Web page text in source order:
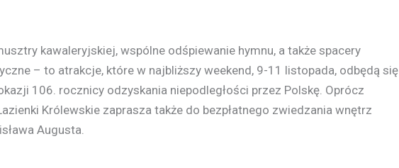
kawaleryjskiej, wspólne odśpiewanie hymnu, a także spacery
– to atrakcje, które w najbliższy weekend, 9-11 listopada, odbędą się
106. rocznicy odzyskania niepodległości przez Polskę. Oprócz
Królewskie zaprasza także do bezpłatnego zwiedzania wnętrz
Augusta.